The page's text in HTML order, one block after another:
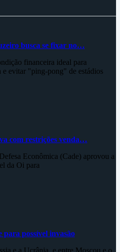
busca se fixar no…
financeira ideal para
evitar "ping-pong" de estádios
com restrições venda…
Econômica (Cade) aprovou a
da Oi para
possível invasão
e a Ucrânia, e entre Moscou e o